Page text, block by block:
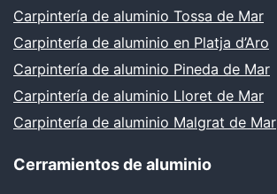
Carpintería de aluminio Tossa de Mar
Carpintería de aluminio en Platja d’Aro
Carpintería de aluminio Pineda de Mar
Carpintería de aluminio Lloret de Mar
Carpintería de aluminio Malgrat de Mar
Cerramientos de aluminio